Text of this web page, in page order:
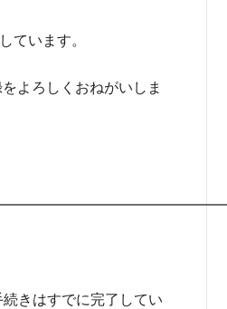
ています。
よろしくおねがいしま
きはすでに完了してい